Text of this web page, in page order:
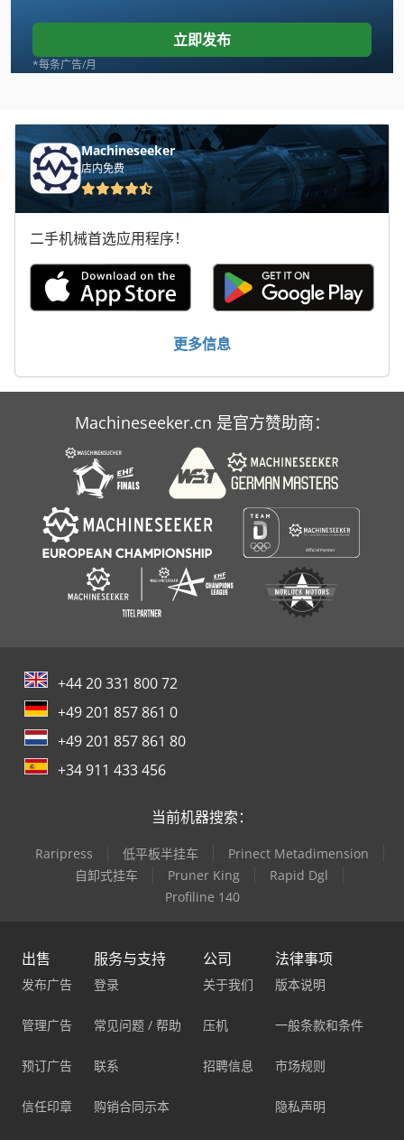
Index B 60
Jungheinrich E
Mikron Vce 800
New Holland E 265 B
Okuma Lu 25
Okuma Mx 45 Vae
Profiline 140
Scm Accord 40
Sunnen Mbc 1805
Willibald Mza 4600
立即发布
*每条广告/月
Machineseeker
店内免费
二手机械首选应用程序！
更多信息
Machineseeker.cn 是官方赞助商：
+44 20 331 800 72
+49 201 857 861 0
+49 201 857 861 80
+34 911 433 456
当前机器搜索：
Raripress 低平板半挂车
Prinect Metadimension
自卸式挂车
Pruner King
Rapid Dgl
Profiline 140
出售
发布广告
管理广告
预订广告
信任印章
服务与支持
登录
常见问题 / 帮助
联系
购销合同示本
公司
关于我们
压机
招聘信息
法律事项
版本说明
一般条款和条件
市场规则
隐私声明